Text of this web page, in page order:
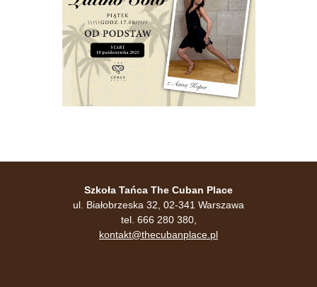
Szkoła Tańca The Cuban Place
ul. Białobrzeska 32, 02-341 Warszawa
tel. 666 280 380,
kontakt@thecubanplace.pl